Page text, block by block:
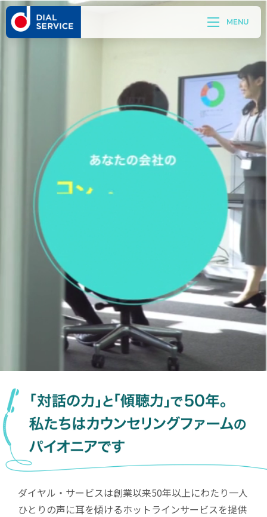
ダイヤル・サービスは創業以来50年以上にわたり一人
ひとりの声に耳を傾けるホットラインサービスを提供